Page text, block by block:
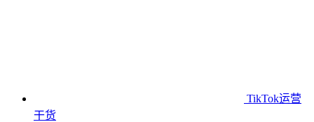
TikTok运营
干货